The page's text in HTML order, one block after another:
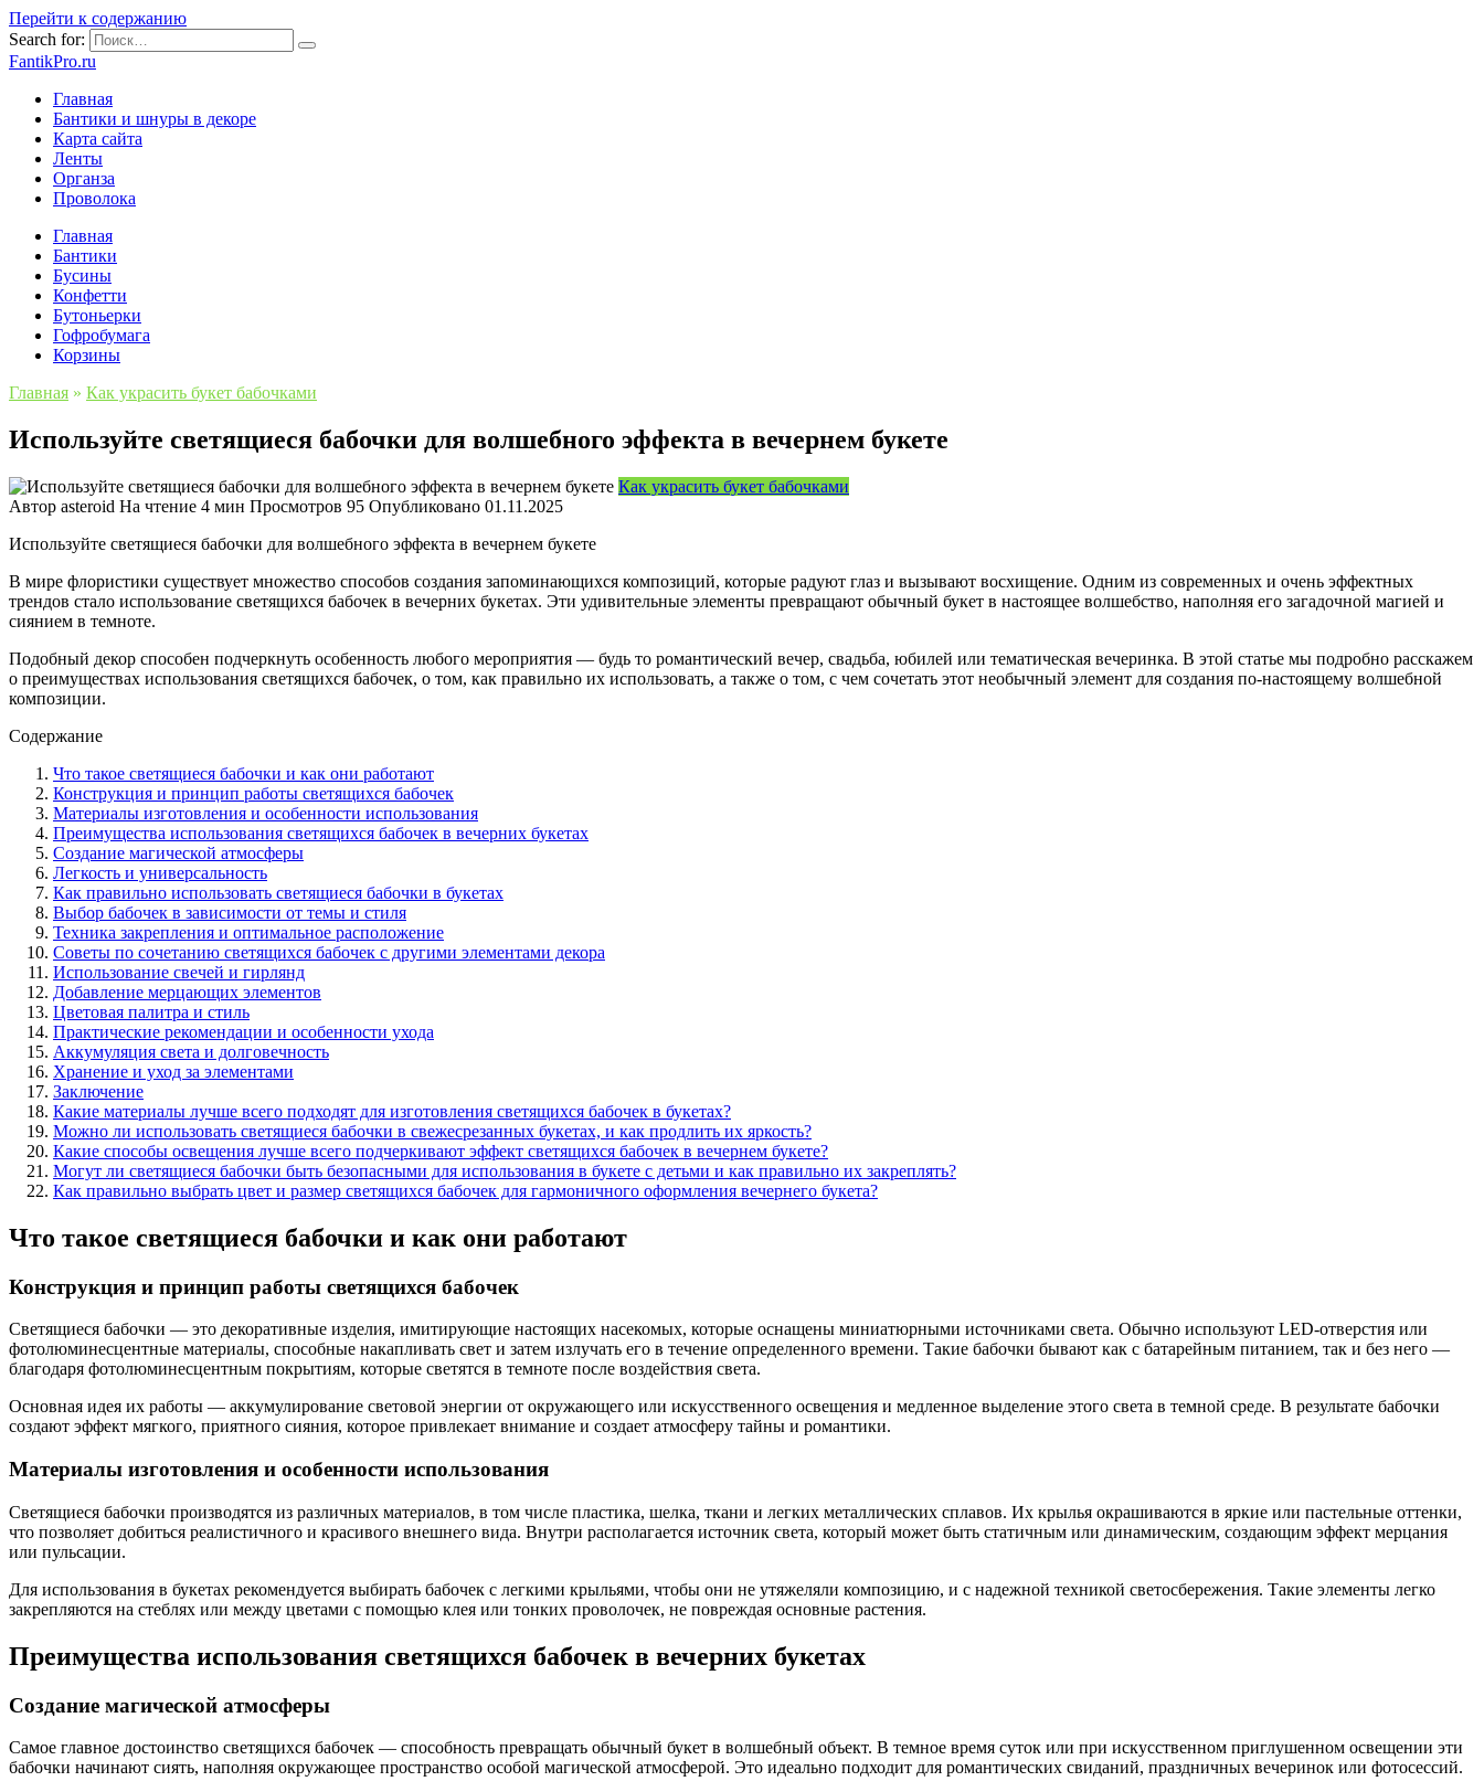
Перейти к содержанию
Search for:
FantikPro.ru
Главная
Бантики и шнуры в декоре
Карта сайта
Ленты
Органза
Проволока
Главная
Бантики
Бусины
Конфетти
Бутоньерки
Гофробумага
Корзины
Главная » Как украсить букет бабочками
Используйте светящиеся бабочки для волшебного эффекта в вечернем букете
Как украсить букет бабочками
Автор asteroid На чтение 4 мин Просмотров 95 Опубликовано 01.11.2025
Используйте светящиеся бабочки для волшебного эффекта в вечернем букете
В мире флористики существует множество способов создания запоминающихся композиций, которые радуют глаз и вызывают восхищение. Одним из современных и очень эффектных
трендов стало использование светящихся бабочек в вечерних букетах. Эти удивительные элементы превращают обычный букет в настоящее волшебство, наполняя его загадочной магией и
сиянием в темноте.
Подобный декор способен подчеркнуть особенность любого мероприятия — будь то романтический вечер, свадьба, юбилей или тематическая вечеринка. В этой статье мы подробно расскажем
о преимуществах использования светящихся бабочек, о том, как правильно их использовать, а также о том, с чем сочетать этот необычный элемент для создания по-настоящему волшебной
композиции.
Содержание
Что такое светящиеся бабочки и как они работают
Конструкция и принцип работы светящихся бабочек
Материалы изготовления и особенности использования
Преимущества использования светящихся бабочек в вечерних букетах
Создание магической атмосферы
Легкость и универсальность
Как правильно использовать светящиеся бабочки в букетах
Выбор бабочек в зависимости от темы и стиля
Техника закрепления и оптимальное расположение
Советы по сочетанию светящихся бабочек с другими элементами декора
Использование свечей и гирлянд
Добавление мерцающих элементов
Цветовая палитра и стиль
Практические рекомендации и особенности ухода
Аккумуляция света и долговечность
Хранение и уход за элементами
Заключение
Какие материалы лучше всего подходят для изготовления светящихся бабочек в букетах?
Можно ли использовать светящиеся бабочки в свежесрезанных букетах, и как продлить их яркость?
Какие способы освещения лучше всего подчеркивают эффект светящихся бабочек в вечернем букете?
Могут ли светящиеся бабочки быть безопасными для использования в букете с детьми и как правильно их закреплять?
Как правильно выбрать цвет и размер светящихся бабочек для гармоничного оформления вечернего букета?
Что такое светящиеся бабочки и как они работают
Конструкция и принцип работы светящихся бабочек
Светящиеся бабочки — это декоративные изделия, имитирующие настоящих насекомых, которые оснащены миниатюрными источниками света. Обычно используют LED-отверстия или
фотолюминесцентные материалы, способные накапливать свет и затем излучать его в течение определенного времени. Такие бабочки бывают как с батарейным питанием, так и без него —
благодаря фотолюминесцентным покрытиям, которые светятся в темноте после воздействия света.
Основная идея их работы — аккумулирование световой энергии от окружающего или искусственного освещения и медленное выделение этого света в темной среде. В результате бабочки
создают эффект мягкого, приятного сияния, которое привлекает внимание и создает атмосферу тайны и романтики.
Материалы изготовления и особенности использования
Светящиеся бабочки производятся из различных материалов, в том числе пластика, шелка, ткани и легких металлических сплавов. Их крылья окрашиваются в яркие или пастельные оттенки,
что позволяет добиться реалистичного и красивого внешнего вида. Внутри располагается источник света, который может быть статичным или динамическим, создающим эффект мерцания
или пульсации.
Для использования в букетах рекомендуется выбирать бабочек с легкими крыльями, чтобы они не утяжеляли композицию, и с надежной техникой светосбережения. Такие элементы легко
закрепляются на стеблях или между цветами с помощью клея или тонких проволочек, не повреждая основные растения.
Преимущества использования светящихся бабочек в вечерних букетах
Создание магической атмосферы
Самое главное достоинство светящихся бабочек — способность превращать обычный букет в волшебный объект. В темное время суток или при искусственном приглушенном освещении эти
бабочки начинают сиять, наполняя окружающее пространство особой магической атмосферой. Это идеально подходит для романтических свиданий, праздничных вечеринок или фотосессий.